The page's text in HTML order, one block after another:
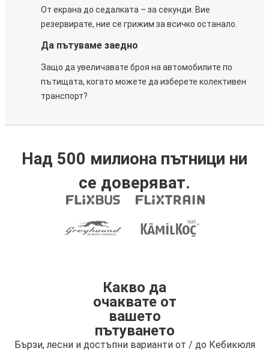
От екрана до седалката – за секунди. Вие
резервирате, ние се грижим за всичко останало.
Да пътуваме заедно
Защо да увеличавате броя на автомобилите по
пътищата, когато можете да изберете колективен
транспорт?
Над 500 милиона пътници ни
се доверяват.
Какво да
очаквате от
вашето
пътуването
Бързи, лесни и достъпни варианти от / до Кебикюля